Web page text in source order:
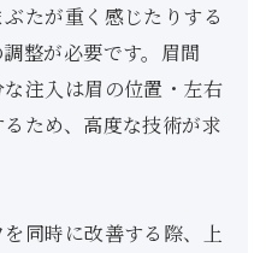
たが重く感じたりする
整が必要です。眉間
注入は眉の位置・左右
ため、高度な技術が求
同時に改善する際、上